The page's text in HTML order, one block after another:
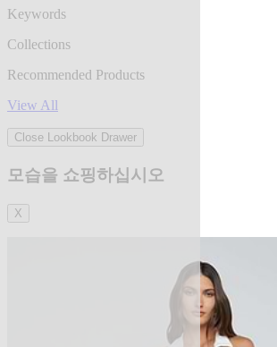
Keywords
Collections
Recommended Products
View All
Close Lookbook Drawer
모습을 쇼핑하십시오
X